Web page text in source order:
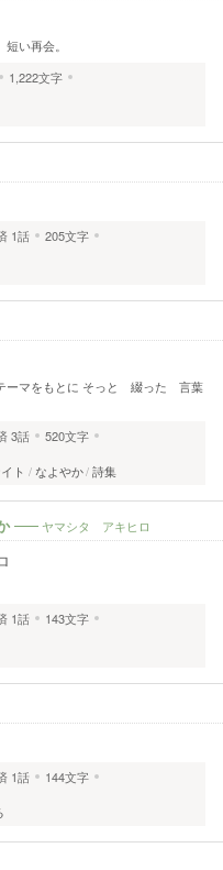
い再会。
1,222文字
1話
205文字
ーマをもとに そっと 綴った 言葉
3話
520文字
ト なよやか 詩集
ヤマシタ アキヒロ
1話
143文字
1話
144文字